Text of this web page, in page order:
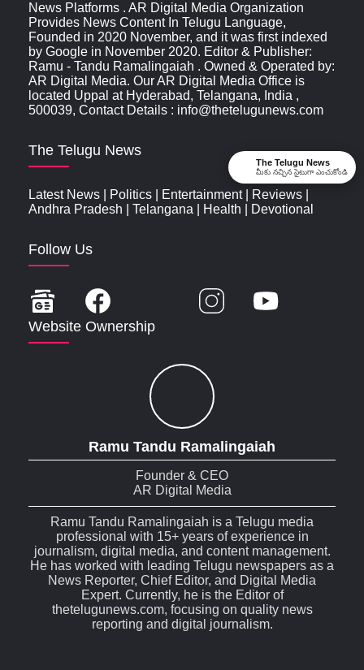
News Platforms . AR Digital Media Organization
Provides News Content In Telugu Language,
Founded in 2020 November, and it was first indexed
by Google in November 2020. Editor & Publisher:
Ramu - Tandu Ramalingaiah . Owned & Operated by:
AR Digital Media. Our AR Digital Media Office is
located Uppal at Hyderabad, Telangana, India ,
500039, Contact Details : info@thetelugunews.com
The Telugu News
Latest News Politics Entertainment| Reviews
Andhra Pradesh
Telangana Health Devotional
Follow Us
Website Ownership
Ramu Tandu Ramalingaiah
Founder & CEO
AR Digital Media
Ramu Tandu Ramalingaiah is a Telugu media
professional with 15+ years of experience in
journalism, digital media, and content management.
He has worked with leading Telugu newspapers as a
News Reporter, Chief Editor, and Digital Media
Expert. Currently, he is the Editor of
thetelugunews.com, focusing on quality news
reporting and digital journalism.
The Telugu News
మీకు నచ్చిన సైటుగా ఎంచుకోండి